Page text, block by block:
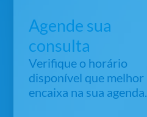
Agende sua
consulta
Verifique o horário
disponível que melhor
encaixa na sua agenda.